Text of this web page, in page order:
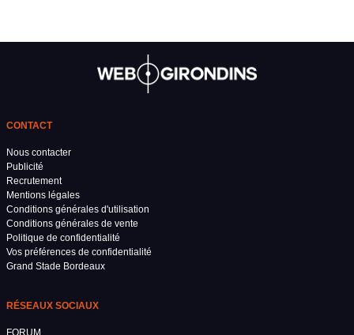
CONTACT
Nous contacter
Publicité
Recrutement
Mentions légales
Conditions générales d'utilisation
Conditions générales de vente
Politique de confidentialité
Vos préférences de confidentialité
Grand Stade Bordeaux
RÉSEAUX SOCIAUX